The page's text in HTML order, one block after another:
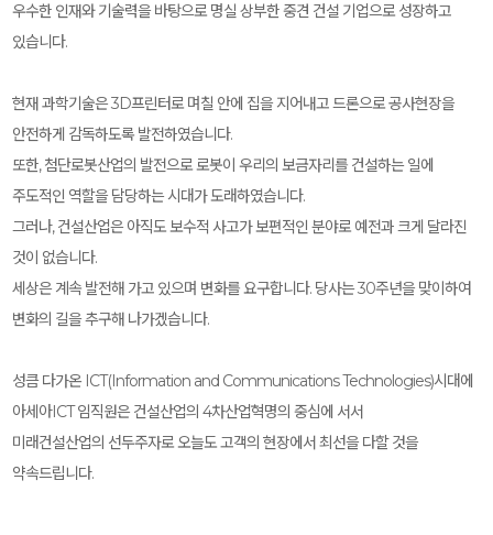
우수한 인재와 기술력을 바탕으로 명실 상부한 중견 건설 기업으로 성장하고
있습니다.
현재 과학기술은 3D프린터로 며칠 안에 집을 지어내고 드론으로 공사현장을
안전하게 감독하도록 발전하였습니다.
또한, 첨단로봇산업의 발전으로 로봇이 우리의 보금자리를 건설하는 일에
주도적인 역할을 담당하는 시대가 도래하였습니다.
그러나, 건설산업은 아직도 보수적 사고가 보편적인 분야로 예전과 크게 달라진
것이 없습니다.
세상은 계속 발전해 가고 있으며 변화를 요구합니다. 당사는 30주년을 맞이하여
변화의 길을 추구해 나가겠습니다.
성큼 다가온 ICT(Information and Communications Technologies)시대에
아세아ICT 임직원은 건설산업의 4차산업혁명의 중심에 서서
미래건설산업의 선두주자로 오늘도 고객의 현장에서 최선을 다할 것을
약속드립니다.